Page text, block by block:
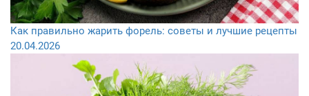
Как правильно жарить форель: советы и лучшие рецепты
20.04.2026